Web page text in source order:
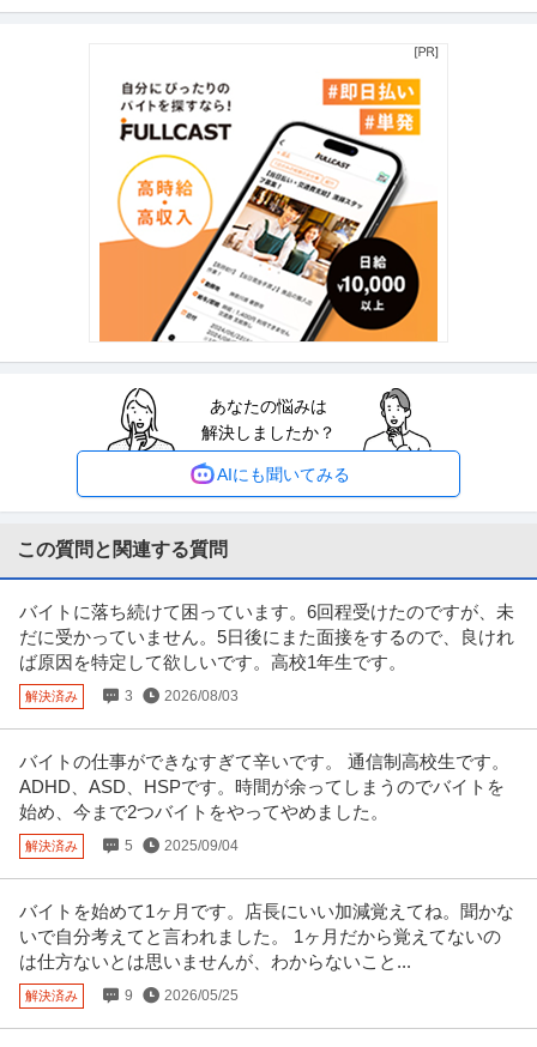
子どうぶつ」でお馴染みのお菓子メーカー ギンビス「「しみチョ
ココーン」「アスパラガス」などのロングセラー商品を製造／土
日祝休み／転勤なし／勤務地日本橋」（株式会社ギンビス）
株式会社ギンビス
【職種】マーケティング＞商品企画 【業種】メーカー＞食品・飲料 ※会員属
性などに応じ、当該求人をビ…続きを見る
法務・コンプライアンス ／ 「測量士・測量士補・測量助手」最新
ドローン・3Dレーザースキャナーを駆使する先進的測量技術者／
創業90年の強固なグループ基盤／京都・丸太町駅徒歩1分／完全週
ひかり司法書士法人
高収入 完全週休2日制
年収800万円〜1,000万円
【職種】管理＞法務・コンプライアンス 【業種】士業＞その他 ※会員属性な
どに応じ、当該求人をビズリ …続きを見る
建築施工管理 ／ 大型木造施工管理（現場所長・所長候補）／転勤
なし／完全週休2日（土日祝）・年休126日
株式会社トーヨー冨士工
年間休日120日以上
年収800万円〜900万円
性などに応じ、当該求人をビ…続きを見る
採用 ／ 「新橋」人事／HR領域 ～代表直下で裁量大／土日祝休み
クラウドコンサルティング株式会社
新着 正社員 土日休み フリーランス 年間休日120日以上
年収400万円〜500万円
【職種】人事＞採用 【業種】コンサルティング＞コンサルティング ※会員属
性などに応じ、当該求人をビ
…続きを見る
提供：ビズリーチ
年収1000万円も可能×土日祝休み／外国人人材紹介の法人営業／
マネジメント業務
上野グループホールディングス株式会社
月給47万円〜62.5万円
【年収1000万円も可能×土日祝休み】外国人人材紹介の法人営業｜マネジメ
ント業務 【高収入！稼ぐな …続きを見る
あなたの悩みは
解決しましたか？
AIにも聞いてみる
この質問と関連する質問
バイトに落ち続けて困っています。6回程受けたのですが、未
だに受かっていません。5日後にまた面接をするので、良けれ
ば原因を特定して欲しいです。高校1年生です。
解決済み 3 2026/08/03
バイトの仕事ができなすぎて辛いです。 通信制高校生です。
ADHD、ASD、HSPです。時間が余ってしまうのでバイトを
始め、今まで2つバイトをやってやめました。
解決済み 5 2025/09/04
バイトを始めて1ヶ月です。店長にいい加減覚えてね。聞かな
いで自分考えてと言われました。 1ヶ月だから覚えてないの
は仕方ないとは思いませんが、わからないこと...
解決済み 9 2026/05/25